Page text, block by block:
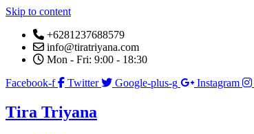
Skip to content
+6281237688579
info@tiratriyana.com
Mon - Fri: 9:00 - 18:30
Facebook-f
Twitter Google-plus-g Instagram
Tira Triyana